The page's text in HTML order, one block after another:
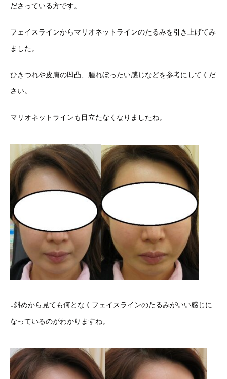
ださっている方です。
フェイスラインからマリオネットラインのたるみを引き上げてみ
ました。
ひきつれや皮膚の凹凸、腫れぼったい感じなどを参考にしてくだ
さい。
マリオネットラインも目立たなくなりましたね。
↓斜めから見ても何となくフェイスラインのたるみがいい感じに
なっているのがわかりますね。